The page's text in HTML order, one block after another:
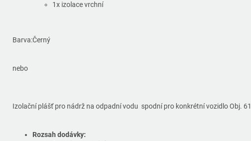
1x izolace vrchní
Barva:Černý
nebo
Izolační plášť pro nádrž na odpadní vodu spodní pro konkrétní vozidlo Obj.
Rozsah dodávky: